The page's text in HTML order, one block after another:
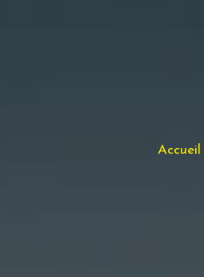
accueil